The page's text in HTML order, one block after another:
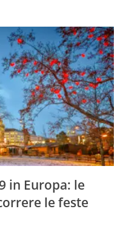
in Europa: le
le feste